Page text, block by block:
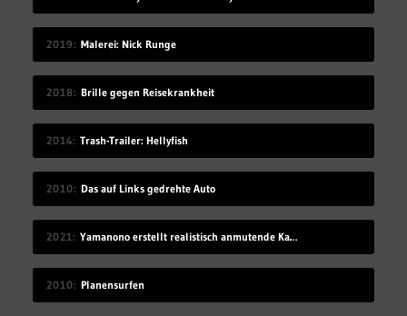
2019 Malerei: Nick Runge
2018 Brille gegen Reisekrankheit
2014 Trash-Trailer: Hellyfish
2010 Das auf Links gedrehte Auto
2021 Yamanono erstellt realistisch anmutende Katzen und Hunde aus Filz
2010 Planensurfen